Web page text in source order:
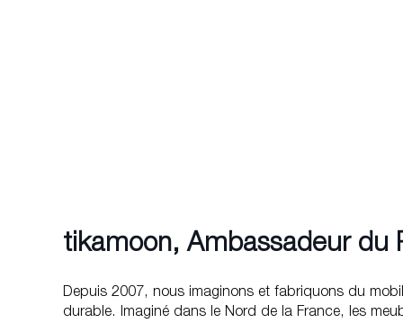
tikamoon, Ambassadeur du
Depuis 2007, nous imaginons et fabriquons du
durable. Imaginé dans le Nord de la France, les